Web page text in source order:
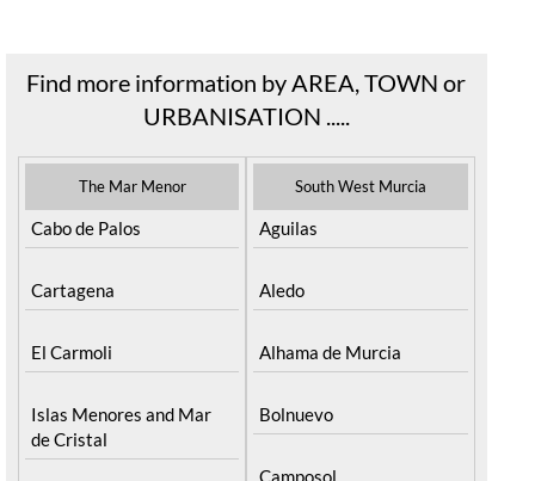
Find more information by AREA, TOWN or
URBANISATION .....
The Mar Menor
Cabo de Palos
Cartagena
El Carmoli
Islas Menores and Mar
de Cristal
South West Murcia
Aguilas
Aledo
Alhama de Murcia
Bolnuevo
Camposol